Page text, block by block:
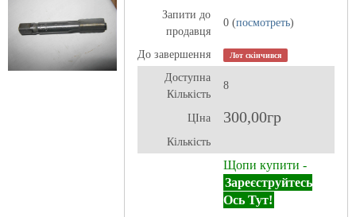
Запити до
продавця
0 (посмотреть)
До завершення Лот скінчився
Доступна
Кількість
8
ЦІна 300,00гр
Кількість
Щопи купити -
Зареєструйтесь
Ось Тут!